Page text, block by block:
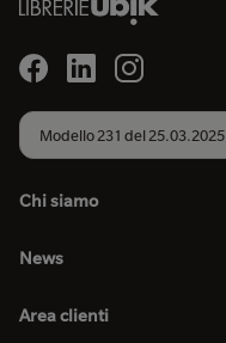
Modello 231 del 25.03.2025
Chi siamo
News
Area clienti